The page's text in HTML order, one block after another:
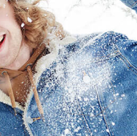
خدمات تنميق المجوهرات